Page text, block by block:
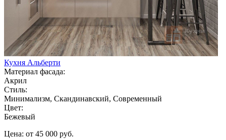
Кухня Альберти
Материал фасада:
Акрил
Стиль:
Минимализм, Скандинавский, Современный
Цвет:
Бежевый
Цена: от 45 000 руб.